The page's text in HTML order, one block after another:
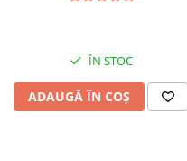
ÎN STOC
ADAUGĂ ÎN COȘ